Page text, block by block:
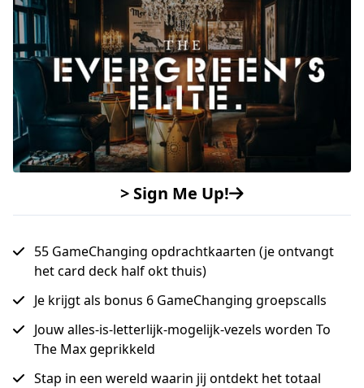
> Sign Me Up!
55 GameChanging opdrachtkaarten (je ontvangt
het card deck half okt thuis)
Je krijgt als bonus 6 GameChanging groepscalls
Jouw alles-is-letterlijk-mogelijk-vezels worden To
The Max geprikkeld
Stap in een wereld waarin jij ontdekt het totaal